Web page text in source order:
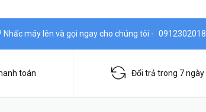
Nhấc máy lên và gọi ngay cho chúng tôi - 0912302018
toán Đổi trả trong 7 ngày